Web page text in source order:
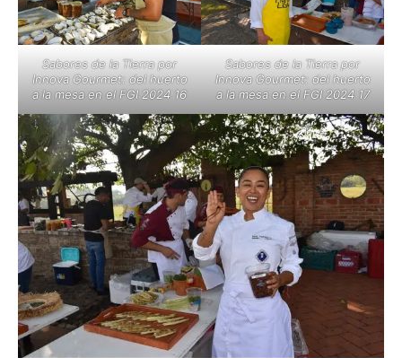
Sabores de la Tierra por
Innova Gourmet: del huerto
a la mesa en el FGI 2024 16
Sabores de la Tierra por
Innova Gourmet: del huerto
a la mesa en el FGI 2024 17